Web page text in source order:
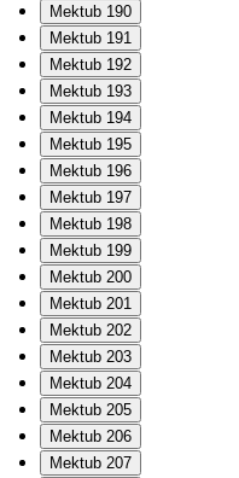
Mektub 190
Mektub 191
Mektub 192
Mektub 193
Mektub 194
Mektub 195
Mektub 196
Mektub 197
Mektub 198
Mektub 199
Mektub 200
Mektub 201
Mektub 202
Mektub 203
Mektub 204
Mektub 205
Mektub 206
Mektub 207